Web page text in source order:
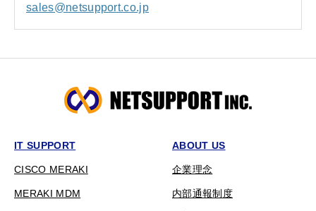
sales@netsupport.co.jp
IT SUPPORT
CISCO MERAKI
MERAKI MDM
ABOUT US
企業理念
内部通報制度